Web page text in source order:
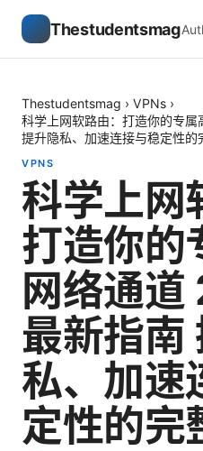
Thestudentsmag
Thestudentsmag › VPNs ›
科学上网软路由：打造你的专
提升隐私、加速连接与稳定性的
VPNS
科学上网
打造你的
网络通
最新指南
私、加速
定性的完